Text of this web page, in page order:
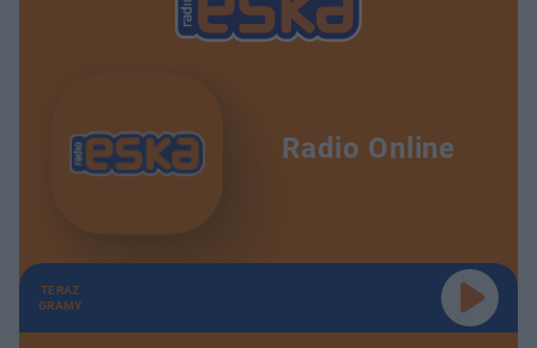
Radio Online
TERAZ
GRAMY